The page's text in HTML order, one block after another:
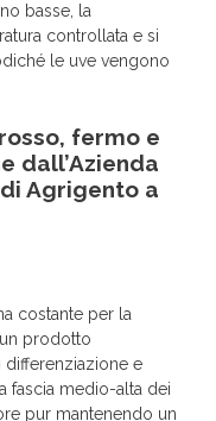
basse, la
controllata e si
le uve vengono
fermo e
dall’Azienda
Agrigento a
costante per la
prodotto
differenziazione e
fascia medio-alta dei
pur mantenendo un